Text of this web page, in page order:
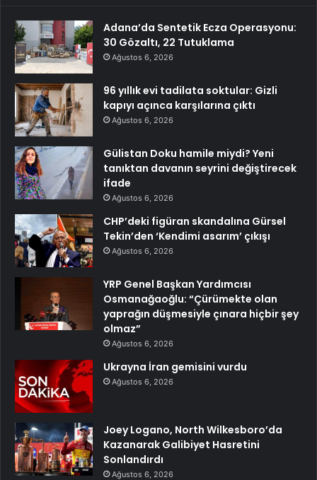
Adana’da Sentetik Ecza Operasyonu:
30 Gözaltı, 22 Tutuklama
Ağustos 6, 2026
96 yıllık evi tadilata soktular: Gizli
kapıyı açınca karşılarına çıktı
Ağustos 6, 2026
Gülistan Doku hamile miydi? Yeni
tanıktan davanın seyrini değiştirecek
ifade
Ağustos 6, 2026
CHP’deki figüran skandalına Gürsel
Tekin’den ‘Kendimi asarım’ çıkışı
Ağustos 6, 2026
YRP Genel Başkan Yardımcısı
Osmanağaoğlu: “Çürümekte olan
yaprağın düşmesiyle çınara hiçbir şey
olmaz”
Ağustos 6, 2026
Ukrayna İran gemisini vurdu
Ağustos 6, 2026
Joey Logano, North Wilkesboro’da
Kazanarak Galibiyet Hasretini
Sonlandırdı
Ağustos 6, 2026